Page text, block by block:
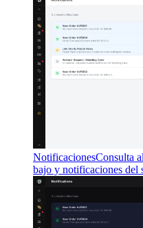
NotificacionesConsulta
bajo y notificaciones del